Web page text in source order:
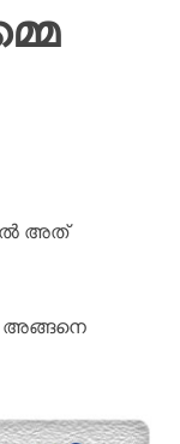
അത്
അങ്ങനെ